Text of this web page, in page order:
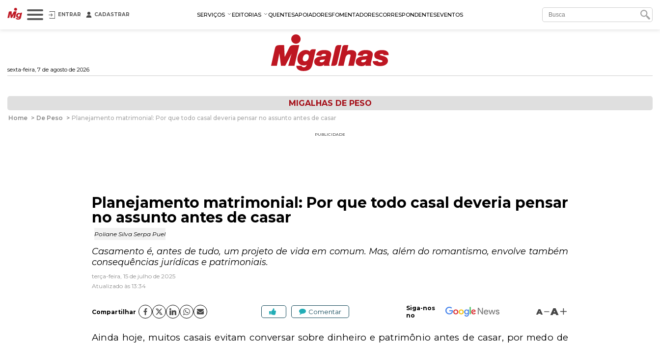
ENTRAR CADASTRAR SERVIÇOS EDITORIAS QUENTESAPOIADORESFOMENTADORESCORRESPONDENTESEVENTOS
sexta-feira, 7 de agosto de 2026
MIGALHAS DE PESO
Home > De Peso > Planejamento matrimonial: Por que todo casal deveria pensar no assunto antes de casar
PUBLICIDADE
Planejamento matrimonial: Por que todo casal deveria pensar
no assunto antes de casar
Poliane Silva Serpa Puel
Casamento é, antes de tudo, um projeto de vida em comum. Mas, além do romantismo, envolve também
consequências jurídicas e patrimoniais.
terça-feira, 15 de julho de 2025
Atualizado às 13:34
Compartilhar Comentar
Siga-nos
no
A A
Ainda hoje, muitos casais evitam conversar sobre dinheiro e patrimônio antes de casar, por medo de